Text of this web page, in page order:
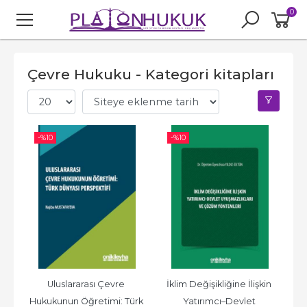
0
Çevre Hukuku - Kategori kitapları
-%10
Uluslararası Çevre
Hukukunun Öğretimi: Türk
-%10
İklim Değişikliğine İlişkin
Yatırımcı–Devlet